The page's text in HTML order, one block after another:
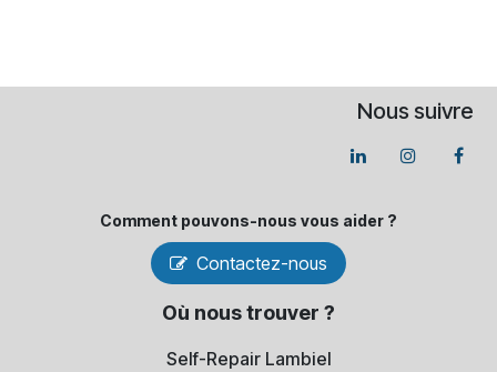
Nous suivre
Comment pouvons-​nous vous aider ?
Contactez-nous
Où nous trouver ?
Self-Repair Lambiel